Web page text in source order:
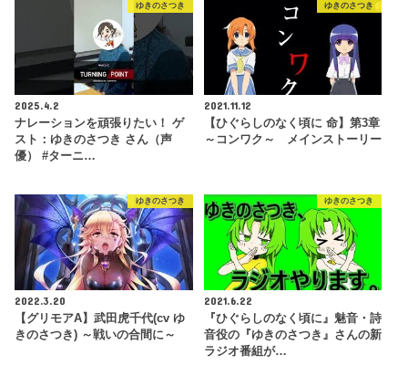
ゆきのさつき
2025.4.2
ナレーションを頑張りたい！ ゲ
スト：ゆきのさつき さん（声
優） #ターニ…
ゆきのさつき
2021.11.12
【ひぐらしのなく頃に 命】第3章
～コンワク～ メインストーリー
ゆきのさつき
2022.3.20
【グリモアA】武田虎千代(cv ゆ
きのさつき) ～戦いの合間に～
ゆきのさつき
2021.6.22
『ひぐらしのなく頃に』魅音・詩
音役の『ゆきのさつき』さんの新
ラジオ番組が…